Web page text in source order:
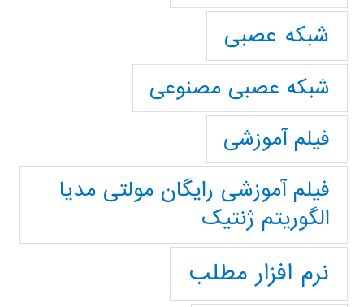
شبکه عصبی
شبکه عصبی مصنوعی
فیلم آموزشی
فیلم آموزشی رایگان مولتی مدیا
الگوریتم ژنتیک
نرم افزار مطلب